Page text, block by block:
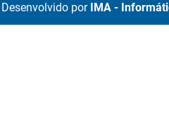
Desenvolvido por IMA -